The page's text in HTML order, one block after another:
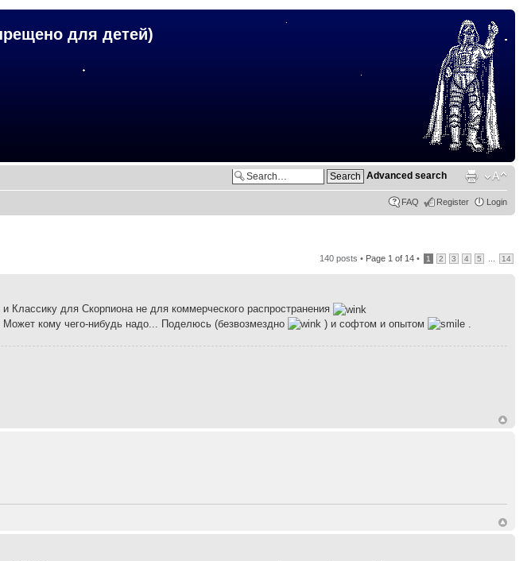
для детей)
Advanced search
FAQ Register Login
140 posts • Page 1 of 14 • 1 2 3 4 5 14
для Скорпиона не для коммерческого распространения
кому чего-нибудь надо... Поделюсь (безвозмездно
) и софтом и опытом